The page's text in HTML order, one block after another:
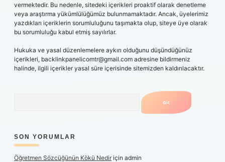
vermektedir. Bu nedenle, sitedeki içerikleri proaktif olarak denetleme
veya araştırma yükümlülüğümüz bulunmamaktadır. Ancak, üyelerimiz
yazdıkları içeriklerin sorumluluğunu taşımakta olup, siteye üye olarak
bu sorumluluğu kabul etmiş sayılırlar.
Hukuka ve yasal düzenlemelere aykırı olduğunu düşündüğünüz
içerikleri, backlinkpanelicomtr@gmail.com adresine bildirmeniz
halinde, ilgili içerikler yasal süre içerisinde sitemizden kaldırılacaktır.
SON YORUMLAR
Öğretmen Sözcüğünün Kökü Nediriçin admin